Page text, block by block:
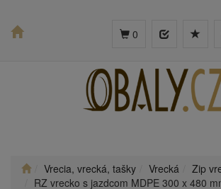
0
Vrecia, vrecká, tašky Vrecká
Zip
RZ vrecko s jazdcom MDPE 300 x 480